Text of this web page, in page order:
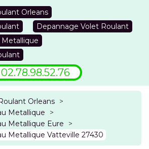
Orleans
Depannage Volet Roulant
02.78.98.52.76
Orleans >
Metallique
>
Metallique Eure
>
Metallique Vatteville 27430